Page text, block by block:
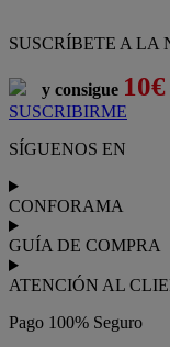
SUSCRÍBETE A LA
y consigue 10€
SUSCRIBIRME
SÍGUENOS EN
CONFORAMA
GUÍA DE COMPRA
ATENCIÓN AL
Pago 100% Seguro